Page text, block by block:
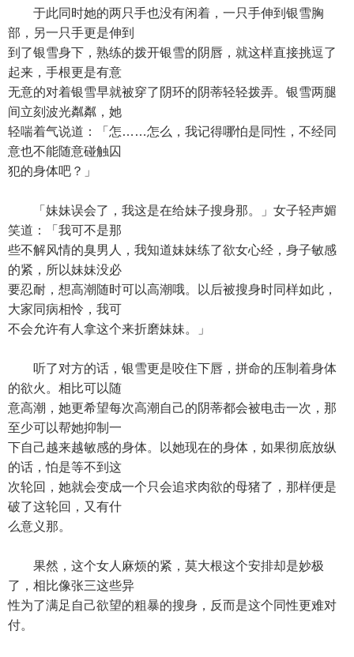
于此同时她的两只手也没有闲着，一只手伸到银雪胸
部，另一只手更是伸到
到了银雪身下，熟练的拨开银雪的阴唇，就这样直接挑逗了
起来，手根更是有意
无意的对着银雪早就被穿了阴环的阴蒂轻轻拨弄。银雪两腿
间立刻波光粼粼，她
轻喘着气说道：「怎……怎么，我记得哪怕是同性，不经同
意也不能随意碰触囚
犯的身体吧？」
「妹妹误会了，我这是在给妹子搜身那。」女子轻声媚
笑道：「我可不是那
些不解风情的臭男人，我知道妹妹练了欲女心经，身子敏感
的紧，所以妹妹没必
要忍耐，想高潮随时可以高潮哦。以后被搜身时同样如此，
大家同病相怜，我可
不会允许有人拿这个来折磨妹妹。」
听了对方的话，银雪更是咬住下唇，拼命的压制着身体
的欲火。相比可以随
意高潮，她更希望每次高潮自己的阴蒂都会被电击一次，那
至少可以帮她抑制一
下自己越来越敏感的身体。以她现在的身体，如果彻底放纵
的话，怕是等不到这
次轮回，她就会变成一个只会追求肉欲的母猪了，那样便是
破了这轮回，又有什
么意义那。
果然，这个女人麻烦的紧，莫大根这个安排却是妙极
了，相比像张三这些异
性为了满足自己欲望的粗暴的搜身，反而是这个同性更难对
付。